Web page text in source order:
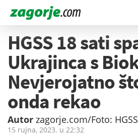
HGSS 18 sati
Ukrajinca s
Nevjerojatno
onda rekao
Autor zagorje.com/Foto: HGSS
15 rujna, 2023. u 22:32